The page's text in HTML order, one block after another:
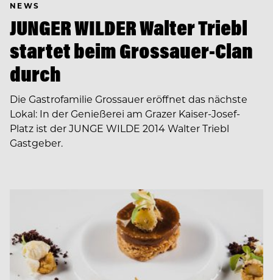
NEWS
JUNGER WILDER Walter Triebl
startet beim Grossauer-Clan
durch
Die Gastrofamilie Grossauer eröffnet das nächste
Lokal: In der Genießerei am Grazer Kaiser-Josef-
Platz ist der JUNGE WILDE 2014 Walter Triebl
Gastgeber.